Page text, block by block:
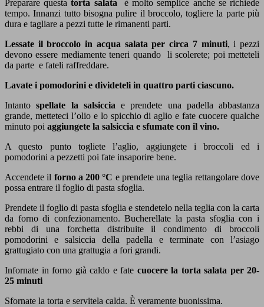
Preparare questa torta salata
è molto semplice anche se richiede
tempo. Innanzi tutto bisogna pulire il broccolo, togliere la parte più
dura e tagliare a pezzi tutte le rimanenti parti.
Lessate il broccolo in acqua salata per circa 7 minuti, i pezzi
devono essere mediamente teneri quando li scolerete; poi metteteli
da parte e fateli raffreddare.
Lavate i pomodorini e divideteli in quattro parti ciascuno.
Intantospellate la salsiccia e prendete una padella abbastanza
grande, metteteci l’olio e lo spicchio di aglio e fate cuocere qualche
minuto poi aggiungete la salsiccia e sfumate con il vino.
A questo punto togliete l’aglio, aggiungete i broccoli ed i
pomodorini a pezzetti poi fate insaporire bene.
Accendete il forno a 200 °C e prendete una teglia rettangolare dove
possa entrare il foglio di pasta sfoglia.
Prendete il foglio di pasta sfoglia e stendetelo nella teglia con la carta
da forno di confezionamento. Bucherellate la pasta sfoglia con i
rebbi di una forchetta distribuite il condimento di broccoli
pomodorini e salsiccia della padella e terminate con l’asiago
grattugiato con una grattugia a fori grandi.
Infornate in forno già caldo e fate cuocere la torta salata per 20-
25 minuti
Sfornate la torta e servitela calda. È veramente buonissima.